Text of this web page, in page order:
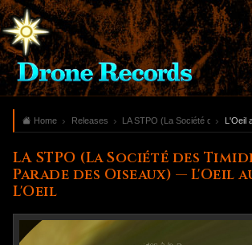
Home Releases LA STPO (La Société des L'Oeil
LA STPO (La Société des
Parade des Oiseaux) — L'Oeil
L'Oeil